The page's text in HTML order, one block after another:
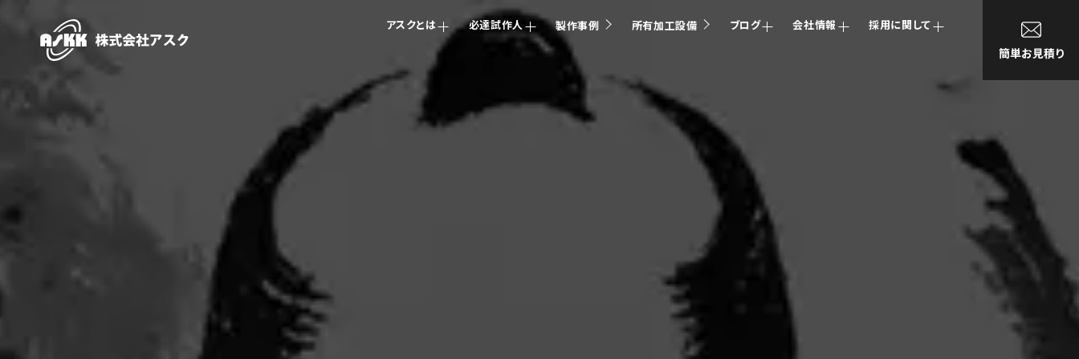
アスクとは 必達試作人 製作事例 所有加工設備 ブログ 会社情報 採用に関して
簡単お見積り